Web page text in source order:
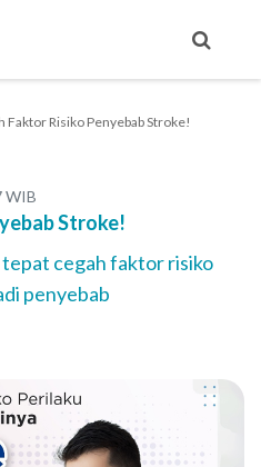
Faktor Risiko Penyebab Stroke!
WIB
Stroke!
tepat cegah faktor risiko
penyebab